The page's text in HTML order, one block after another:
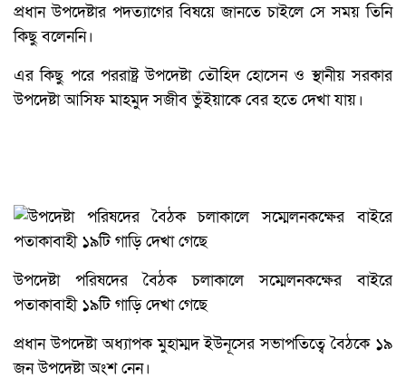
প্রধান উপদেষ্টার পদত্যাগের বিষয়ে জানতে চাইলে সে সময় তিনি
কিছু বলেননি।
এর কিছু পরে পররাষ্ট্র উপদেষ্টা তৌহিদ হোসেন ও স্থানীয় সরকার
উপদেষ্টা আসিফ মাহমুদ সজীব ভুঁইয়াকে বের হতে দেখা যায়।
উপদেষ্টা পরিষদের বৈঠক চলাকালে সম্মেলনকক্ষের বাইরে
পতাকাবাহী ১৯টি গাড়ি দেখা গেছে
প্রধান উপদেষ্টা অধ্যাপক মুহাম্মদ ইউনূসের সভাপতিত্বে বৈঠকে ১৯
জন উপদেষ্টা অংশ নেন।